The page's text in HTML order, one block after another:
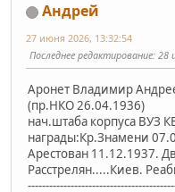
Андрей
27 июня 2026, 13:32:54
Последнее редактирование: 28
Аронет Владимир
(пр.НКО 26.04.1936)
нач.штаба корпуса ВУЗ
награды:Кр.Знамени
Арестован 11.12.1937.
Расстрелян.....Киев.